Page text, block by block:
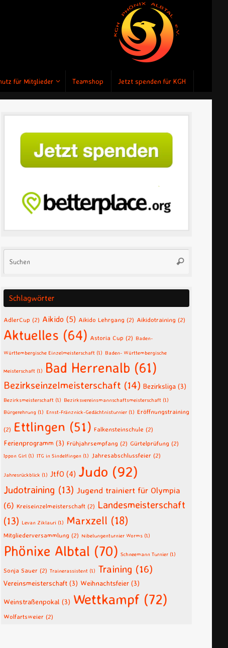
für Mitglieder Teamshop Jetzt spenden für KGH
Suchen
Schlagwörter
AdlerCup (2) Aikido (5) Aikido Lehrgang (2) Aikidotraining (2)
Aktuelles (64) Astoria Cup (2) Baden-
Württembergische Einzelmeisterschaft (1) Baden- Württembergische
Meisterschaft (1) Bad Herrenalb (61)
Bezirkseinzelmeisterschaft (14) Bezirksliga (3)
Bezirksmeisterschaft (1) Bezirksvereinsmannschaftsmeisterschaft (1)
Bürgerehrung (1) Ernst-Fränznick-Gedächtnisturnier (1) Eröffnungstraining
(2) Ettlingen (51) Falkensteinschule (2)
Ferienprogramm (3) Frühjahrsempfang (2) Gürtelprüfung (2)
Ippon Girl (1) ITG in Sindelfingen (1) Jahresabschlussfeier (2)
Jahresrückblick (1) JtfO (4) Judo (92)
Judotraining (13) Jugend trainiert für Olympia
(6) Kreiseinzelmeisterschaft (2) Landesmeisterschaft
(13) Levan Ziklauri (1) Marxzell (18)
Mitgliederversammlung (2) Nibelungenturnier Worms (1)
Phönixe Albtal (70) Schneemann Turnier (1)
Sonja Sauer (2) Trainerassistent (1) Training (16)
Vereinsmeisterschaft (3) Weihnachtsfeier (3)
Weinstraßenpokal (3) Wettkampf (72)
Wolfartsweier (2)